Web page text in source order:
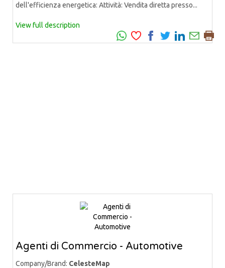
dell'efficienza energetica: Attività: Vendita diretta presso...
View full description
Agenti di Commercio - Automotive
Company/Brand: CelesteMap